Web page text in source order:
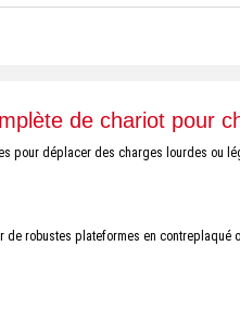
de chariot pour
pour déplacer des charges lourdes ou
robustes plateformes en